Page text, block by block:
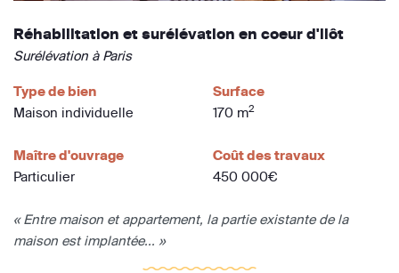
Réhabilitation et surélévation en coeur d'ilôt
Surélévation à Paris
Type de bien
Maison individuelle
Surface
170 m2
Maître d'ouvrage
Particulier
Coût des travaux
450 000€
« Entre maison et appartement, la partie existante de la
maison est implantée... »